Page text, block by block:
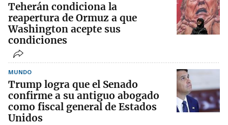
Teherán condiciona la
reapertura de Ormuz a que
Washington acepte sus
condiciones
MUNDO
Trump logra que el Senado
confirme a su antiguo abogado
como fiscal general de Estados
Unidos